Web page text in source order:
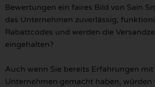
Bewertungen ein faires Bild von Sain
das Unternehmen zuverlässig,
Rabattcodes und werden die
eingehalten?
Auch wenn Sie bereits Erfahrungen mit
Unternehmen gemacht haben, würden